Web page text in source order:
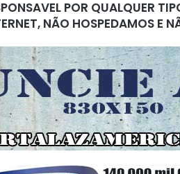
POR QUALQUER
NÃO HOSPEDAMOS E